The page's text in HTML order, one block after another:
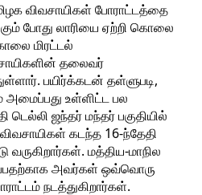
விவசாயிகள் போராட்டத்தை
போது லாரியை ஏற்றி கொலை
மிரட்டல்
தலைவர்
பயிர்க்கடன் தள்ளுபடி,
அமைப்பது உள்ளிட்ட பல
டெல்லி ஜந்தர் மந்தர் பகுதியில்
கடந்த 16-ந்தேதி
வருகிறார்கள். மத்திய-மாநில
அவர்கள் ஒவ்வொரு
நடத்துகிறார்கள்.